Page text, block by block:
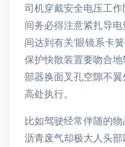
司机穿戴安全电压工
间务必得注意紧扎导
间达到有关‘眼镜系卡
保护快散装置要吻合
部器换面叉孔空隙不
高处执行。
比如驾驶经常伴随的
沥青废气却极大人头